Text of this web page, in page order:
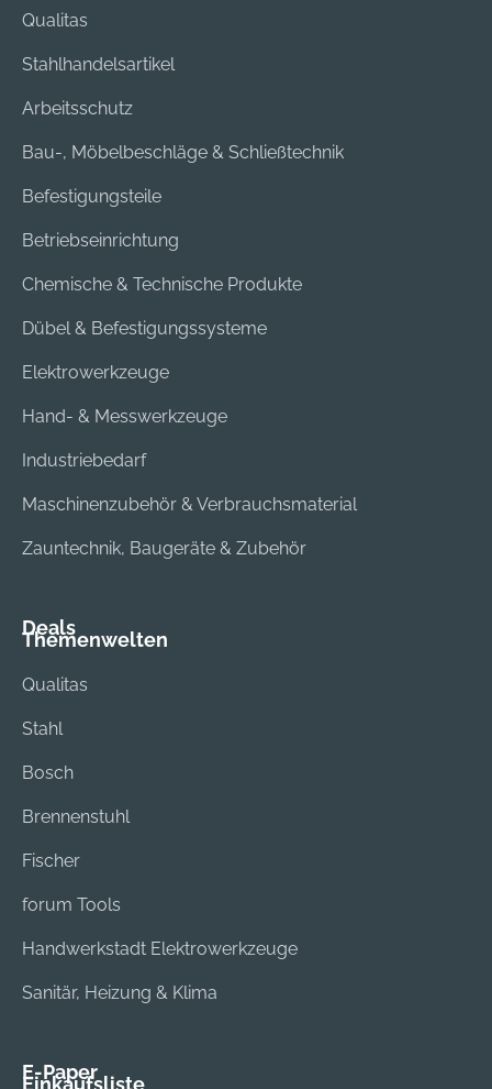
Qualitas
Stahlhandelsartikel
Arbeitsschutz
Bau-, Möbelbeschläge & Schließtechnik
Befestigungsteile
Betriebseinrichtung
Chemische & Technische Produkte
Dübel & Befestigungssysteme
Elektrowerkzeuge
Hand- & Messwerkzeuge
Industriebedarf
Maschinenzubehör & Verbrauchsmaterial
Zauntechnik, Baugeräte & Zubehör
Deals
Themenwelten
Qualitas
Stahl
Bosch
Brennenstuhl
Fischer
forum Tools
Handwerkstadt Elektrowerkzeuge
Sanitär, Heizung & Klima
E-Paper
Einkaufsliste